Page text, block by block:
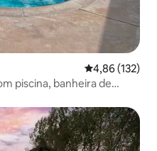
4,86 de uma
4,86 (132)
piscina, banheira de